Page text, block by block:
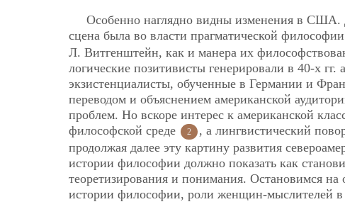
Особенно наглядно видны изменения в
сцена была во власти прагматической
Л. Витгенштейн, как и манера их
логические позитивисты генерировали в 40-х
экзистенциалисты, обученные в Германии и
переводом и объяснением американской
проблем. Но вскоре интерес к американской
философской среде
2
, а лингвистический
продолжая далее эту картину развития
истории философии должно показать как
теоретизирования и понимания. Остановимся
истории философии, роли женщин-мыслителей